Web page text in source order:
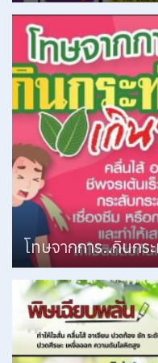
โทษจากการ..กินกร